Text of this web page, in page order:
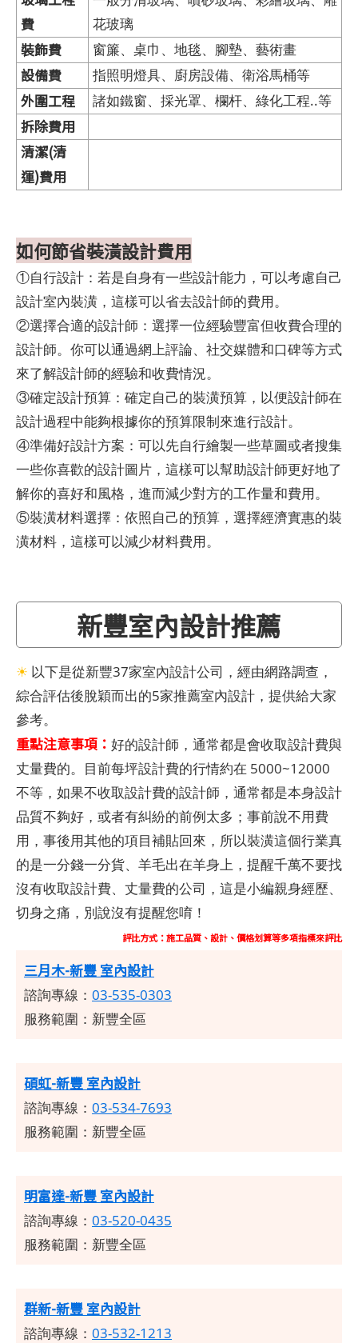
費
花玻璃
裝飾費 窗簾、桌巾、地毯、腳墊、藝術畫
設備費 指照明燈具、廚房設備、衛浴馬桶等
外圍工程 諸如鐵窗、採光罩、欄杆、綠化工程..等
拆除費用
清潔(清
運)費用
如何節省裝潢設計費用
①自行設計：若是自身有一些設計能力，可以考慮自己
設計室內裝潢，這樣可以省去設計師的費用。
②選擇合適的設計師：選擇一位經驗豐富但收費合理的
設計師。你可以通過網上評論、社交媒體和口碑等方式
來了解設計師的經驗和收費情況。
③確定設計預算：確定自己的裝潢預算，以便設計師在
設計過程中能夠根據你的預算限制來進行設計。
④準備好設計方案：可以先自行繪製一些草圖或者搜集
一些你喜歡的設計圖片，這樣可以幫助設計師更好地了
解你的喜好和風格，進而減少對方的工作量和費用。
⑤裝潢材料選擇：依照自己的預算，選擇經濟實惠的裝
潢材料，這樣可以減少材料費用。
新豐室內設計推薦
☀ 以下是從新豐37家室內設計公司，經由網路調查，
綜合評估後脫穎而出的5家推薦室內設計，提供給大家
參考。
重點注意事項： 好的設計師，通常都是會收取設計費與
丈量費的。目前每坪設計費的行情約在 5000~12000
不等，如果不收取設計費的設計師，通常都是本身設計
品質不夠好，或者有糾紛的前例太多；事前說不用費
用，事後用其他的項目補貼回來，所以裝潢這個行業真
的是一分錢一分貨、羊毛出在羊身上，提醒千萬不要找
沒有收取設計費、丈量費的公司，這是小編親身經歷、
切身之痛，別說沒有提醒您唷！
評比方式：施工品質、設計、價格划算等多項指標來評比
三月木-新豐 室內設計
諮詢專線： 03-535-0303
服務範圍：新豐全區
碩虹-新豐 室內設計
諮詢專線： 03-534-7693
服務範圍：新豐全區
明富達-新豐 室內設計
諮詢專線： 03-520-0435
服務範圍：新豐全區
群新-新豐 室內設計
諮詢專線： 03-532-1213